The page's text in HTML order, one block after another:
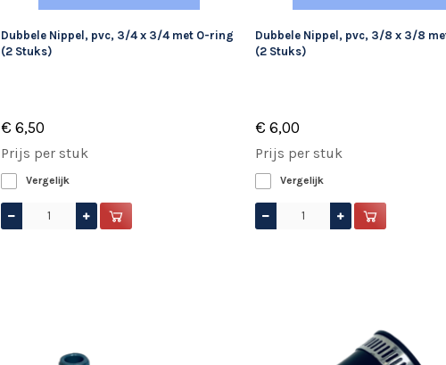
Dubbele Nippel, pvc, 3/4 x 3/4 met O-ring
(2 Stuks)
€ 6,50
Prijs per stuk
Vergelijk
Dubbele Nippel, pvc, 3/8 x 3/8
(2 Stuks)
€ 6,00
Prijs per stuk
Vergelijk